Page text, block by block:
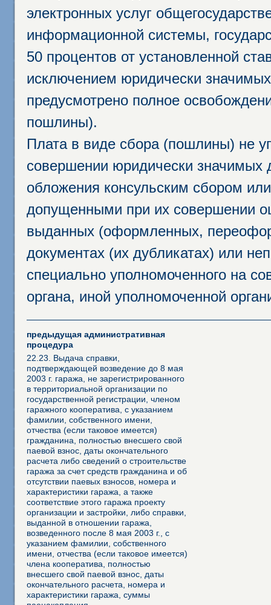
электронных услуг
информационной системы,
50 процентов от установленной
исключением юридически
предусмотрено полное
пошлины).
Плата в виде сбора (пошлины) не
совершении юридически
обложения консульским сбором
допущенными при их совершении
выданных (оформленных,
документах (их дубликатах) или
специально уполномоченного на
органа, иной уполномоченной
предыдущая административная
процедура
22.23. Выдача справки,
подтверждающей возведение до 8 мая
2003 г. гаража, не зарегистрированного
в территориальной организации по
государственной регистрации, членом
гаражного кооператива, с указанием
фамилии, собственного имени,
отчества (если таковое имеется)
гражданина, полностью внесшего свой
паевой взнос, даты окончательного
расчета либо сведений о строительстве
гаража за счет средств гражданина и об
отсутствии паевых взносов, номера и
характеристики гаража, а также
соответствие этого гаража проекту
организации и застройки, либо справки,
выданной в отношении гаража,
возведенного после 8 мая 2003 г., с
указанием фамилии, собственного
имени, отчества (если таковое имеется)
члена кооператива, полностью
внесшего свой паевой взнос, даты
окончательного расчета, номера и
характеристики гаража, суммы